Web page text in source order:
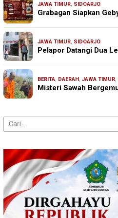
JAWA TIMUR, SIDOARJO
Grabagan Siapkan
JAWA TIMUR, SIDOARJO
Pelapor Datangi Dua
BERITA, DAERAH, JAWA TIMUR,
Misteri Sawah
Cari
untuk: